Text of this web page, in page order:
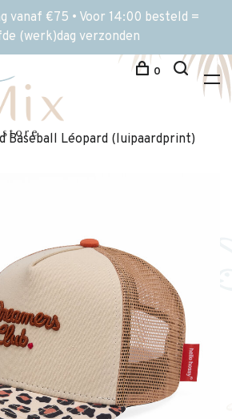
vanaf €75 • Voor 14:00 besteld =
(werk)dag verzonden
0
Baseball Léopard (luipaardprint)